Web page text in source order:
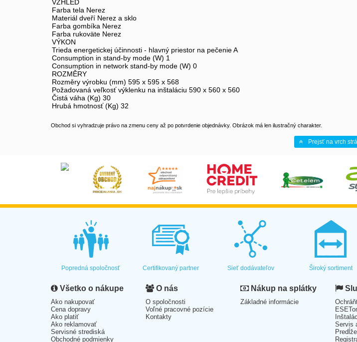
VZHLED
Farba tela Nerez
Materiál dveří Nerez a sklo
Farba gombíka Nerez
Farba rukoväte Nerez
VÝKON
Trieda energetickej účinnosti - hlavný priestor na pečenie A
Consumption in stand-by mode (W) 1
Consumption in network stand-by mode (W) 0
ROZMĚRY
Rozměry výrobku (mm) 595 x 595 x 568
Požadovaná veľkosť výklenku na inštaláciu 590 x 560 x 560
Čistá váha (Kg) 30
Hrubá hmotnosť (Kg) 32
Obchod si vyhradzuje právo na zmenu ceny až po potvrdenie objednávky. Obrázok má len ilustračný charakter.
Prejsť na vrch
Popredná spoločnosť Certifikovaný partner Sieť dodávateľov Široký sortiment
Všetko o nákupe
Ako nakupovať
Cena dopravy
Ako platiť
Ako reklamovať
Servisné strediská
Obchodné podmienky
O nás
O spoločnosti
Voľné pracovné pozície
Kontakty
Nákup na splátky
Základné informácie
Servis